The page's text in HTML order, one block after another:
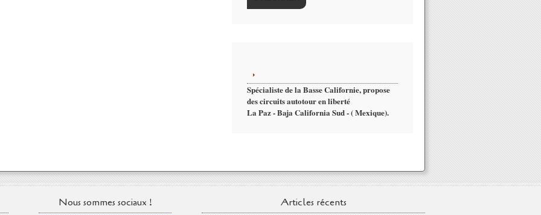
Spécialiste de la Basse Californie, propose
des circuits autotour en liberté
La Paz - Baja California Sud - ( Mexique).
Nous sommes sociaux ! Articles récents